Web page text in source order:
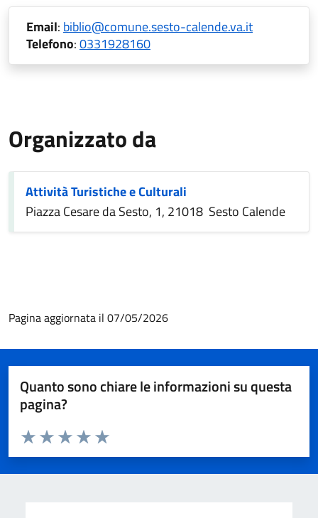
Email: biblio@comune.sesto-calende.va.it
Telefono:0331928160
Organizzato da
Attività Turistiche e Culturali
Piazza Cesare da Sesto, 1, 21018 Sesto Calende
Pagina aggiornata il 07/05/2026
Quanto sono chiare le informazioni su questa
pagina?
Valuta da 1 a 5 stelle la pagina
Valuta 5 stelle su 5
Valuta 4 stelle su 5
Valuta 3 stelle su 5
Valuta 2 stelle su 5
Valuta 1 stelle su 5